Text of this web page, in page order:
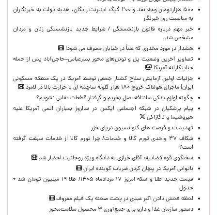
۵۰۰ هزارتومان وجه نقد و ۲۰۰ گیگ اینترنت رایگان، هدیه دولت به خبرنگاران
به مناسبت روز خبرنگار
خبر مهم درباره قانون بازنشستگی / شرایط جدید بازنشستگی زنان و مردان
مشخص شد
هشدار در مورد مخدری که علناً در خیابان مصرف می شود!
تصاویر آخرین وضعیت پل و تونل‌های محور بندرعباس–حاجی‌آباد پس از حمله
جنایتکارانه آمریکا
جزئیات اولین آزمایش سلاح کشتار جمعی توسط آمریکا در یک منطقه مسکونی
ایران| ماجرای هولناک خروج ۱۸۰ هزار گلوله ساچمه ای با حرارت بالا در لامرد
چگونه لوازم یدکی سانتافه اصل بخریم و گرفتار قطعات تقلبی نشویم؟
پیام پزشکیان در شبکه اجتماعی ایکس در سالروز بمباران اتمی آمریکا علیه
هیروشیما و ناگازاکی
تهدیدات و فرصت های کنوانسیون دریای خزر
شکاف ۴۷ واحدی تورم کالا و خدمات/ چرا تورم کالا از خدمات سبقت گرفته
است؟
سخنگوی قوه قضاییه: آقای خرازی به دادگاه ویژه روحانیت احضار شد
ناتوانی آمریکا در پنهان کردن ضربات کوبنده ایران
قیمت جدید طلا و سکه امروز ۱۷ مردادماه ۱۴۰۵/ طلا ۱۹ میلیون تومان شد +
جدول
لحظه‌ فحش دادن اکبر عبدی در پشت صحنه یک فیلم معروف
دستور سازمان غذا و دارو برای جمع‌آوری ۳ محصول سلامت‌محور